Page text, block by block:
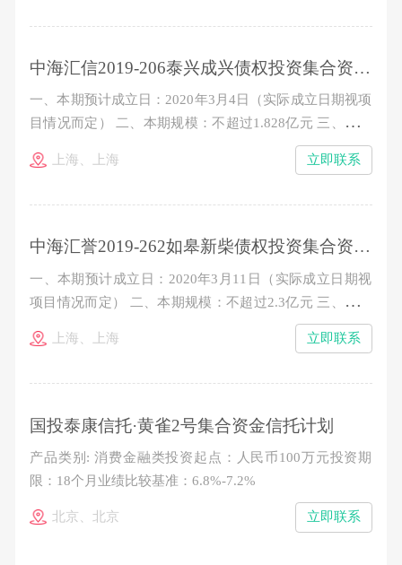
中海汇信2019-206泰兴成兴债权投资集合资金信托计划
一、本期预计成立日：2020年3月4日（实际成立日期视项
目情况而定） 二、本期规模：不超过1.828亿元 三、信托
单位期限：2年 四、认购金额：100万元起，以10万元的
整数倍增加（300万元以下的名额有限，时间优先、额满
上海、上海 立即联系
中海汇誉2019-262如皋新柴债权投资集合资金信托计划
一、本期预计成立日：2020年3月11日（实际成立日期视
项目情况而定） 二、本期规模：不超过2.3亿元 三、信托
单位期限：24个月 四、认购金额：100万元起，以10万元
的整数倍增加（300万元以下的名额有限，时间优先、额
上海、上海 立即联系
国投泰康信托·黄雀2号集合资金信托计划
产品类别: 消费金融类投资起点：人民币100万元投资期
限：18个月业绩比较基准：6.8%-7.2%
北京、北京 立即联系